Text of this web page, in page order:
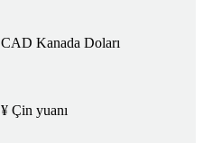
CAD Kanada Doları
¥ Çin yuanı